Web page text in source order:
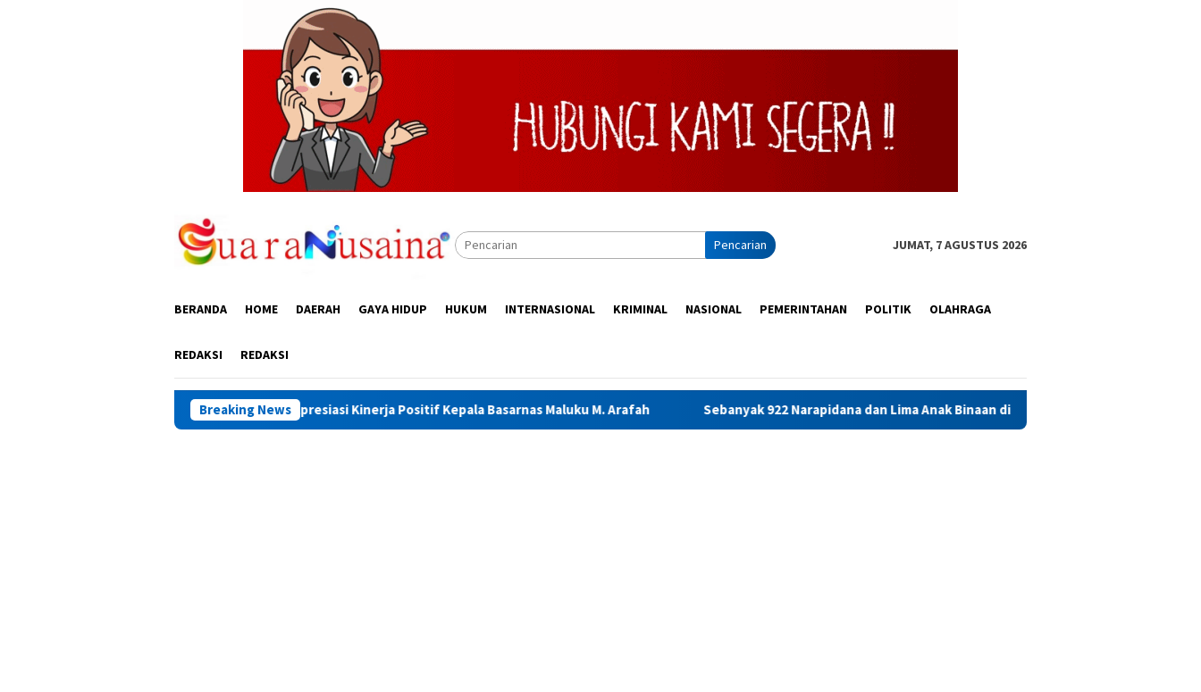
Pencarian JUMAT, 7 AGUSTUS 2026
BERANDA HOME DAERAH GAYA HIDUP HUKUM INTERNASIONAL KRIMINAL NASIONAL PEMERINTAHAN POLITIK OLAHRAGA
REDAKSI REDAKSI
Breaking News
PAMA Apresiasi Kinerja Positif Kepala Basarnas Maluku M. Arafah Sebanyak 922 Narapidana dan Lima Anak Binaan di Maluku Diusulkan Terima Remisi HUT RI